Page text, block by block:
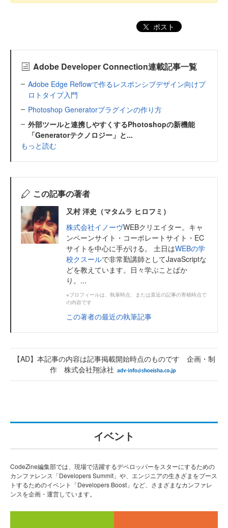
ポスト
Adobe Developer Connection連載記事一覧
Adobe Edge Reflowで作るレスポンシブデザイン向けプ
ロトタイプ入門
Photoshop Generatorプラグインの作り方
外部ツールと連携しやすくするPhotoshopの新機能
「Generatorテクノロジー」と...
もっと読む
この記事の著者
又村 洋史（マタムラ ヒロフミ）
株式会社イノーヴWEBクリエイター。キャ
ンペーンサイト・コーポレートサイト・EC
サイトを中心に手がける。 土日はWEBの学
校クスールで非常勤講師としてJavaScriptな
どを教えています。日々学ぶことばか
り。...
※プロフィールは、執筆時点、または直近の記事の寄稿時点で
の内容です
この著者の最近の執筆記事
【AD】本記事の内容は記事掲載開始時点のものです 企画・制
作 株式会社翔泳社
イベント
CodeZine編集部では、現場で活躍するデベロッパーをスターにするための
カンファレンス「Developers Summit」や、エンジニアの生きざまをブース
トするためのイベント「Developers Boost」など、さまざまなカンファレ
ンスを企画・運営しています。